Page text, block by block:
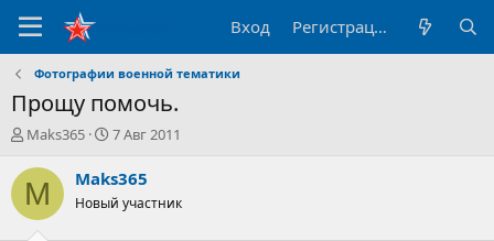
Вход Регистрация
Фотографии военной тематики
Прощу помочь.
А
т
о
р
Maks365
Д
т
а
н
7 Авг 2011
M Maks365
Новый участник